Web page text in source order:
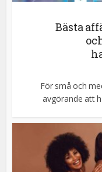
Bästa
För små och
avgörande att